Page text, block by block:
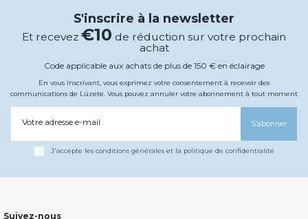
S'inscrire à la newsletter
Et recevez €10 de réduction sur votre prochain
achat
Code applicable aux achats de plus de 150 € en éclairage
En vous inscrivant, vous exprimez votre consentement à recevoir des
communications de Lúzete. Vous pouvez annuler votre abonnement à tout moment
Votre adresse e-mail S’abonner
J'accepte les conditions générales et la politique de confidentialité
Suivez-nous